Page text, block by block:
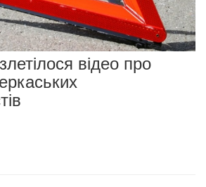
відео про